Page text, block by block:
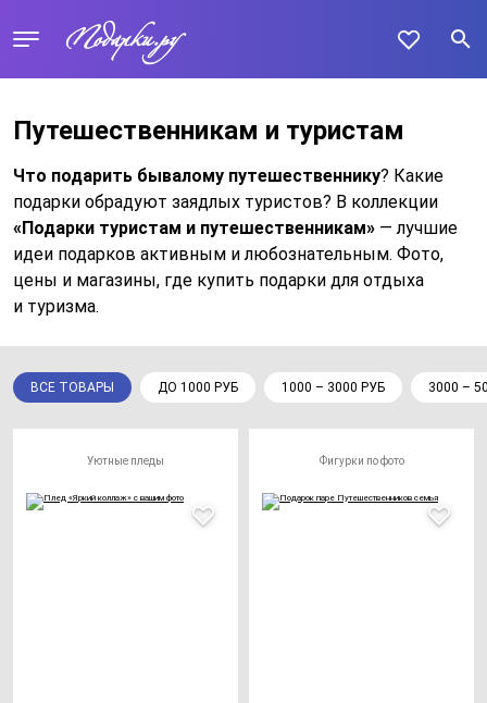
Путешественникам и туристам
Что подарить бывалому путешественнику? Какие
подарки обрадуют заядлых туристов? В коллекции
«Подарки туристам и путешественникам» — лучшие
идеи подарков активным и любознательным. Фото,
цены и магазины, где купить подарки для отдыха
и туризма.
ВСЕ ТОВАРЫ ДО 1000 РУБ 1000 – 3000 РУБ 3000 –
Уютные пледы Фигурки по фото